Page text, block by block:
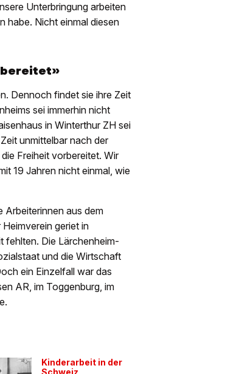
Unterbringung arbeiten
habe. Nicht einmal diesen
Dennoch findet sie ihre Zeit
sei immerhin nicht
in Winterthur ZH sei
unmittelbar nach der
Freiheit vorbereitet. Wir
19 Jahren nicht einmal, wie
Arbeiterinnen aus dem
geriet in
fehlten. Die Lärchenheim-
und die Wirtschaft
ein Einzelfall war das
AR, im Toggenburg, im
Kinderarbeit in der
Schweiz